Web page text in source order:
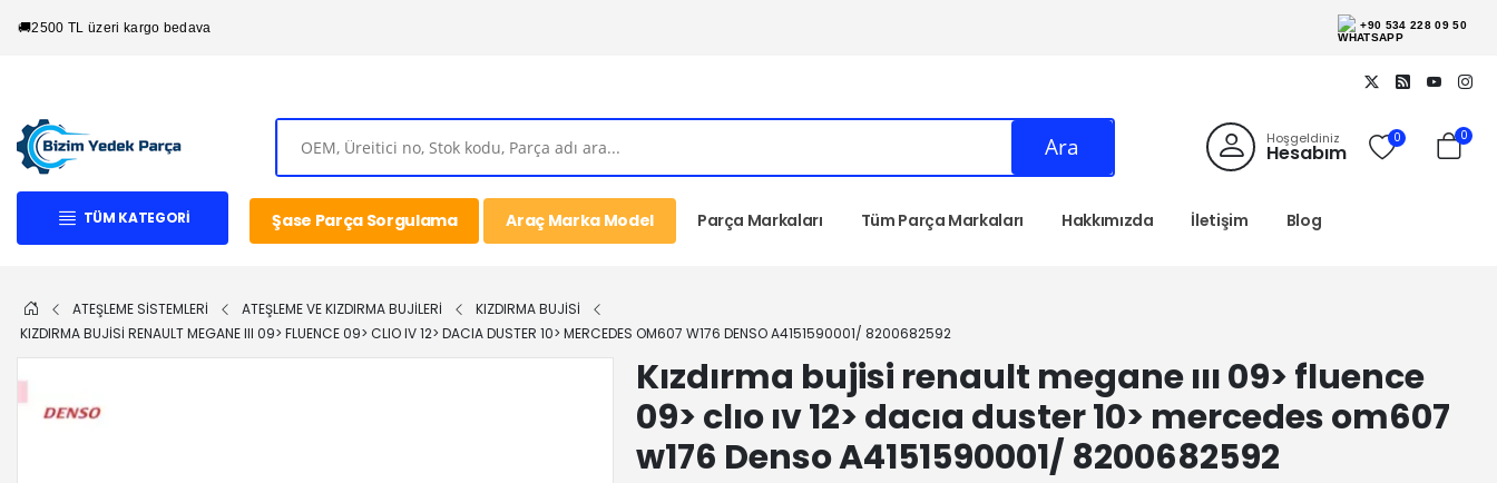
🚚2500 TL üzeri kargo bedava +90 534 228 09 50
Ara Hoşgeldiniz
Hesabım
0 0
TÜM KATEGORI Şase Parça Sorgulama Araç Marka Model Parça Markaları Tüm Parça Markaları Hakkımızda İletişim Blog
ATEŞLEME SİSTEMLERİ ATEŞLEME VE KIZDIRMA BUJİLERİ
KIZDIRMA BUJİSİ
KIZDIRMA BUJISI RENAULT MEGANE III 09> FLUENCE 09> CLIO IV 12> DACIA DUSTER 10> MERCEDES OM607 W176 DENSO A4151590001/ 8200682592
Kızdırma bujisi renault megane ııı 09> fluence
09> clıo ıv 12> dacıa duster 10> mercedes om607
w176 Denso A4151590001/ 8200682592